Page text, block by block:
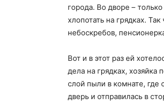
города. Во дворе –
хлопотать на грядках.
небоскребов,
Вот и в этот раз ей
дела на грядках,
слой пыли в комнате, где
дверь и отправилась в